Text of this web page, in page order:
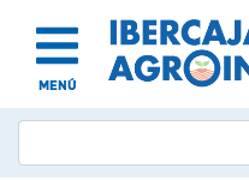
MENÚ